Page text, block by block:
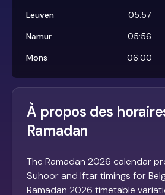
Leuven
05:57
Namur
05:56
Mons
06:00
À propos des
Ramadan
The Ramadan 2026 calendar
Suhoor and Iftar timings for
Ramadan 2026 timetable